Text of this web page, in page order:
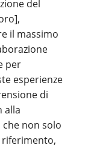
del
il massimo
per
esperienze
di
alla
non solo
riferimento,